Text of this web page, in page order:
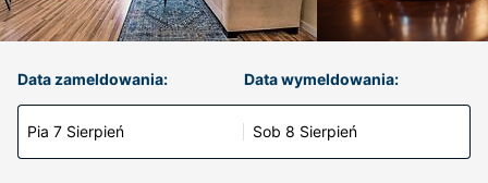
Data zameldowania:
Pia 7 Sierpień
Data wymeldowania:
Sob 8 Sierpień